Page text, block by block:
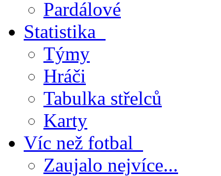
Pardálové
Statistika
Týmy
Hráči
Tabulka střelců
Karty
Víc než fotbal
Zaujalo nejvíce...